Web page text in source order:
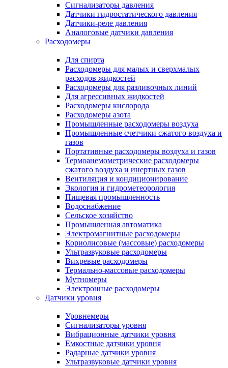
Сигнализаторы давления
Датчики гидростатического давления
Датчики-реле давления
Аналоговые датчики давления
Расходомеры
Для спирта
Расходомеры для малых и сверхмалых
расходов жидкостей
Расходомеры для разливочных линий
Для агрессивных жидкостей
Расходомеры кислорода
Расходомеры азота
Промышленные расходомеры воздуха
Промышленные счетчики сжатого воздуха и
газов
Портативные расходомеры воздуха и газов
Термоанемометрические расходомеры
сжатого воздуха и инертных газов
Вентиляция и кондиционирование
Экология и гидрометеорология
Пищевая промышленность
Водоснабжение
Сельское хозяйство
Промышленная автоматика
Электромагнитные расходомеры
Кориолисовые (массовые) расходомеры
Ультразвуковые расходомеры
Вихревые расходомеры
Термально-массовые расходомеры
Мутномеры
Электронные расходомеры
Датчики уровня
Уровнемеры
Сигнализаторы уровня
Вибрационные датчики уровня
Емкостные датчики уровня
Радарные датчики уровня
Ультразвуковые датчики уровня